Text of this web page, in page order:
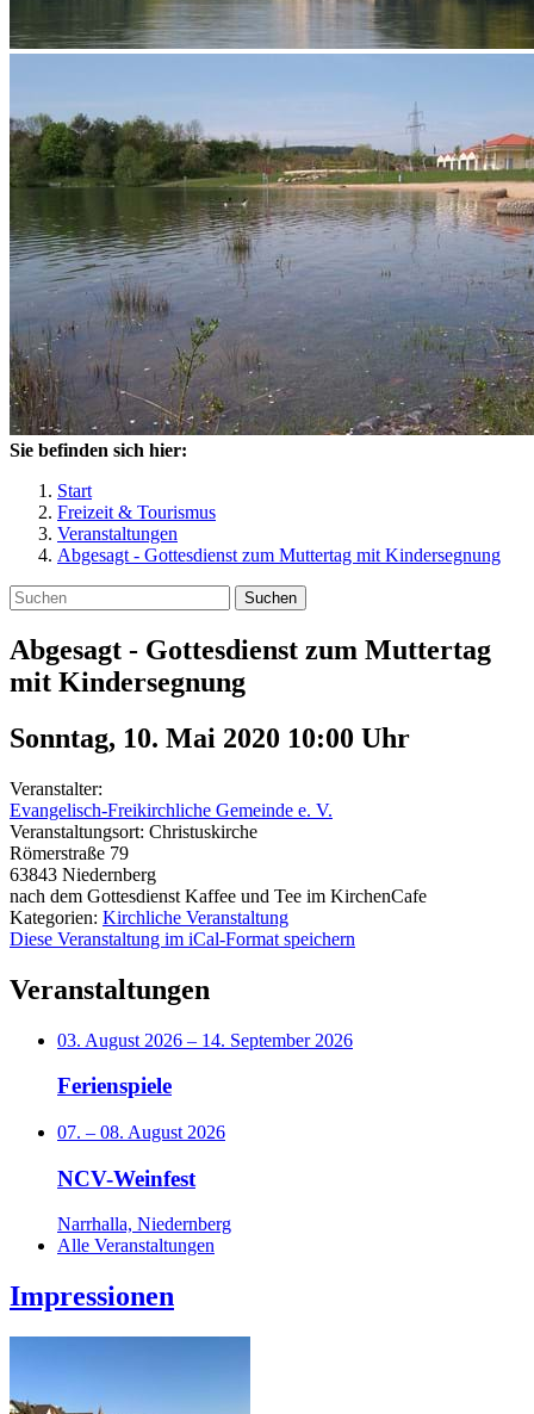
Sie befinden sich hier:
Start
Freizeit & Tourismus
Veranstaltungen
Abgesagt - Gottesdienst zum Muttertag mit Kindersegnung
Suchen
Abgesagt - Gottesdienst zum Muttertag
mit Kindersegnung
Sonntag, 10. Mai 2020 10:00 Uhr
Veranstalter:
Evangelisch-Freikirchliche Gemeinde e. V.
Veranstaltungsort: Christuskirche
Römerstraße 79
63843 Niedernberg
nach dem Gottesdienst Kaffee und Tee im KirchenCafe
Kategorien: Kirchliche Veranstaltung
Diese Veranstaltung im iCal-Format speichern
Veranstaltungen
03. August 2026 – 14. September 2026
Ferienspiele
07. – 08. August 2026
NCV-Weinfest
Narrhalla, Niedernberg
Alle Veranstaltungen
Impressionen